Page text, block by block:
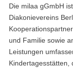
Die milaa gGmbH
Diakonievereins
und Familie sowie
Leistungen
Kindertagesstätten,